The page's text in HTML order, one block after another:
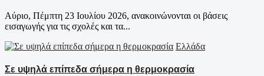
Αύριο, Πέμπτη 23 Ιουλίου 2026, ανακοινώνονται οι βάσεις
εισαγωγής για τις σχολές και τα...
Ελλάδα
Σε υψηλά επίπεδα σήμερα η θερμοκρασία